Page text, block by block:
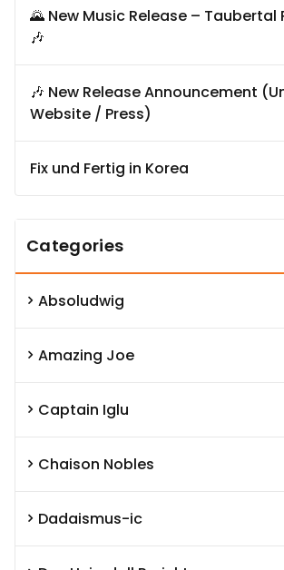
🌄 New Music Release – Taubertal
🎶
🎶 New Release Announcement
Website / Press)
Fix und Fertig in Korea
Categories
Absoludwig
Amazing Joe
Captain Iglu
Chaison Nobles
Dadaismus-ic